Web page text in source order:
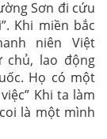
Sơn đi cứu
Khi miền bắc
niênViệt
chủ, lao động
Họ có một
Khi ta làm
là một mình